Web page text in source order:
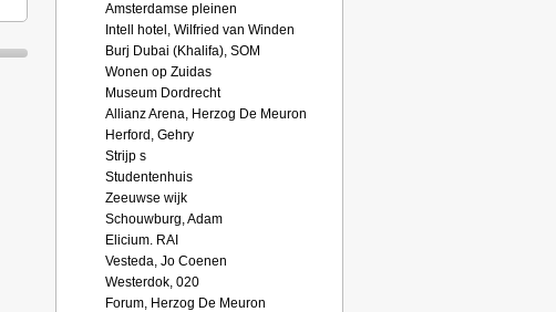
Amsterdamse pleinen
Intell hotel, Wilfried van Winden
Burj Dubai (Khalifa), SOM
Wonen op Zuidas
Museum Dordrecht
Allianz Arena, Herzog De Meuron
Herford, Gehry
Strijp s
Studentenhuis
Zeeuwse wijk
Schouwburg, Adam
Elicium. RAI
Vesteda, Jo Coenen
Westerdok, 020
Forum, Herzog De Meuron